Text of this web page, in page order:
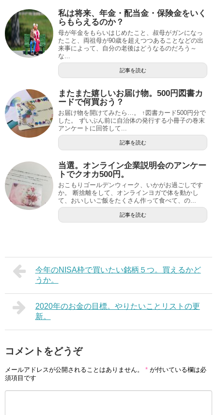
私は将来、年金・配当金・保険金をいく
らもらえるのか？
母が年金をもらいはじめたこと、叔母がガンになっ
たこと、両祖母が90歳を超えつつあることなどの出
来事によって、自分の老後はどうなるのだろう～
な...
記事を読む
またまた嬉しいお届け物。500円図書カ
ードで何買おう？
お届け物を開けてみたら…。 ↑図書カード500円分で
した。 ずいぶん前に自治体の発行する小冊子の巻末
アンケートに回答して...
記事を読む
当選。オンライン企業説明会のアンケー
トでクオカ500円。
おこもりゴールデンウィーク、いかがお過ごしです
か。 断捨離をして、オンラインヨガで体を動かし
て、おいしいご飯をたくさん作って食べて、の...
記事を読む
今年のNISA枠で買いたい銘柄５つ。買えるかど
うか。
2020年のお金の目標。やりたいことリストの更
新。
コメントをどうぞ
メールアドレスが公開されることはありません。 * が付いている欄は必
須項目です